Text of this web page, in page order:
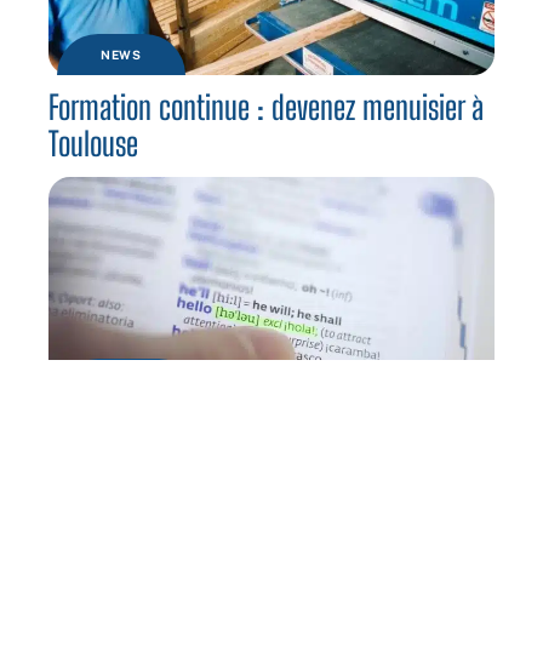
NEWS
Formation continue : devenez menuisier à
Toulouse